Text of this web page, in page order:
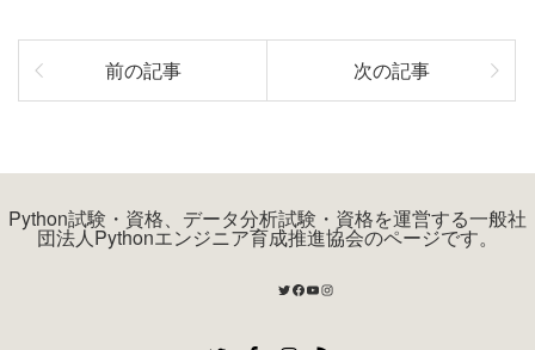
前の記事 次の記事
Python試験・資格、データ分析試験・資格を運営する一般社
団法人Pythonエンジニア育成推進協会のページです。
Twitter
Facebook
YouTube
Instagram
RSS